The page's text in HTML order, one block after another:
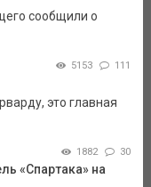
сообщили о
5153 111
это главная
1882 30
«Спартака» на